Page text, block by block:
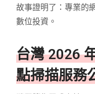
故事證明了：專業的
數位投資。
台灣 2026
點掃描服務